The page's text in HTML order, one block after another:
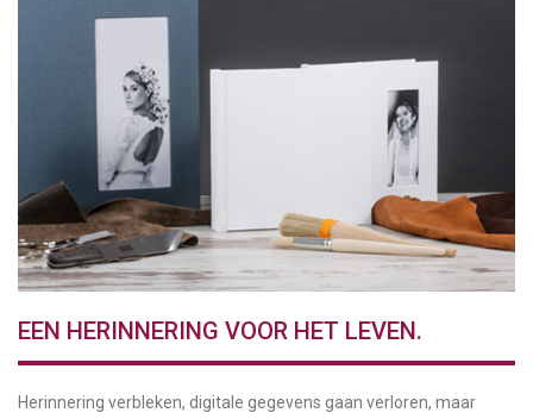
EEN HERINNERING VOOR HET LEVEN.
Herinnering verbleken, digitale gegevens gaan verloren, maar